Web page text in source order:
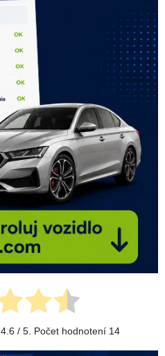
4.6 / 5. Počet hodnotení 14